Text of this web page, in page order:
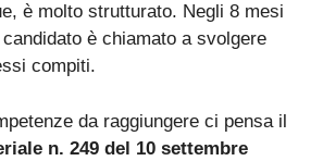
è molto strutturato. Negli 8 mesi
è chiamato a svolgere
compiti.
da raggiungere ci pensa il
n. 249 del 10 settembre